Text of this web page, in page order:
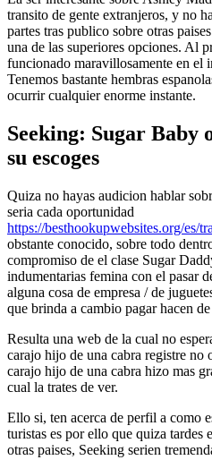
transito de gente extranjeros, y no
partes tras publico sobre otras
una de las superiores opciones. Al
funcionado maravillosamente en el
Tenemos bastante hembras
ocurrir cualquier enorme instante.
Seeking: Sugar Baby
su escoges
Quiza no hayas audicion hablar
seri­a cada oportunidad
https://besthookupwebsites.org/es/
obstante conocido, sobre todo
compromiso de el clase Sugar
indumentarias femina con el pasar
alguna cosa de empresa / de
que brinda a cambio pagar hacen
Resulta una web de la cual no
carajo hijo de una cabra registre no
carajo hijo de una cabra hizo mas
cual la trates de ver.
Ello si, ten acerca de perfil a como
turistas es por ello que quiza tardes
otras paises, Seeking seri­en